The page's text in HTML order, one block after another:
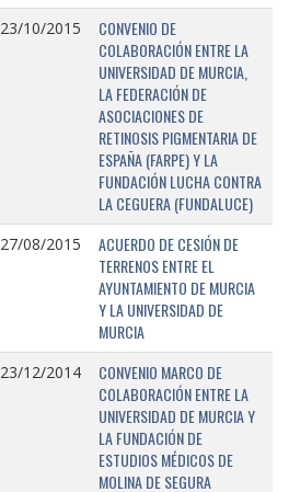
23/10/2015
CONVENIO DE
COLABORACIÓN ENTRE LA
UNIVERSIDAD DE MURCIA,
LA FEDERACIÓN DE
ASOCIACIONES DE
RETINOSIS PIGMENTARIA DE
ESPAÑA (FARPE) Y LA
FUNDACIÓN LUCHA CONTRA
LA CEGUERA (FUNDALUCE)
27/08/2015
ACUERDO DE CESIÓN DE
TERRENOS ENTRE EL
AYUNTAMIENTO DE MURCIA
Y LA UNIVERSIDAD DE
MURCIA
23/12/2014
CONVENIO MARCO DE
COLABORACIÓN ENTRE LA
UNIVERSIDAD DE MURCIA Y
LA FUNDACIÓN DE
ESTUDIOS MÉDICOS DE
MOLINA DE SEGURA